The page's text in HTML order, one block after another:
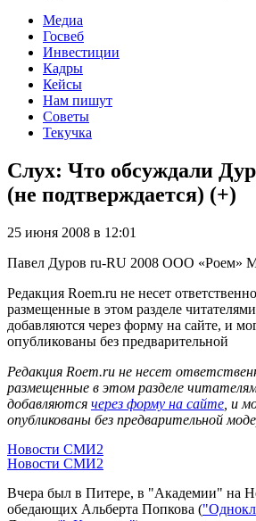
Медиа
Госвеб
Инвестиции
Кадры
Кейсы
Нам пишут
Советы
Текучка
Слух: Что обсуждали
(не подтверждается) (+)
25 июня 2008 в 12:01
Павел Дуров ru-RU 2008 ООО «Роем»
Редакция Roem.ru не несет
размещенные в этом разделе
добавляются через форму на сайте, и
опубликованы без предварительной
Редакция Roem.ru не несет
размещенные в этом разделе
добавляются через форму на сайте , и
опубликованы без предварительной
Новости СМИ2
Новости СМИ2
Вчера был в Питере, в "Академии" на
обедающих Альберта Попкова (